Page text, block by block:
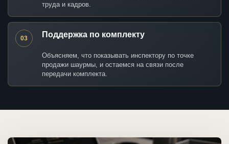
труда и кадров.
03 Поддержка по комплекту
Объясняем, что показывать инспектору по точке
продажи шаурмы, и остаемся на связи после
передачи комплекта.